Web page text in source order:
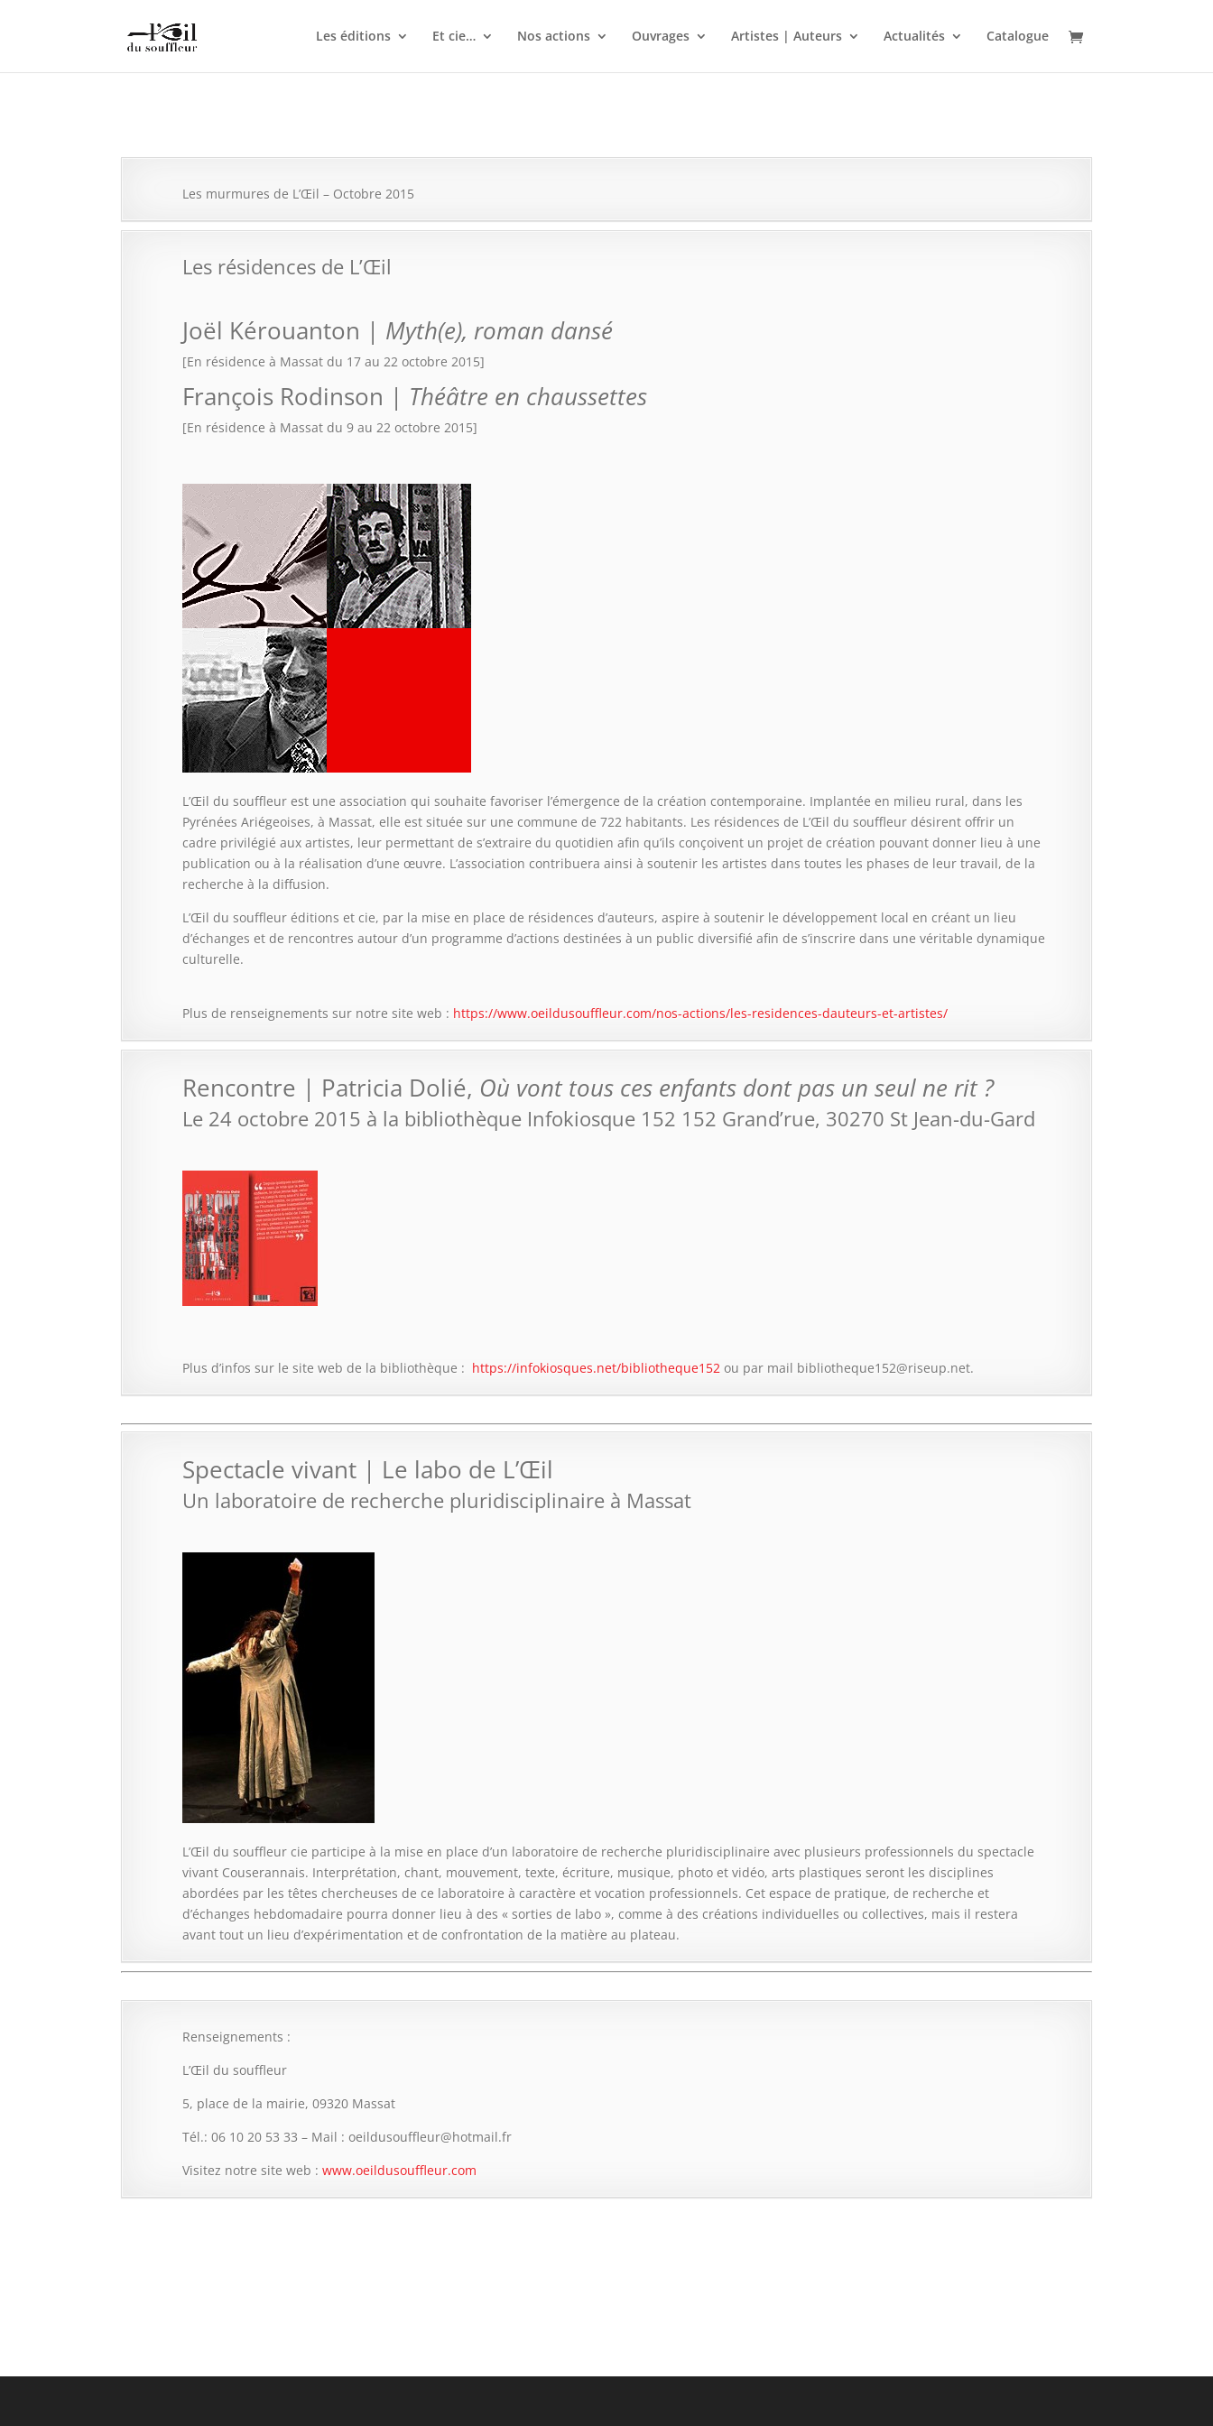
Les éditions Et cie… Nos actions Ouvrages Artistes | Auteurs Actualités Catalogue
Les murmures de L’Œil – Octobre 2015
Les résidences de L’Œil
Joël Kérouanton | Myth(e), roman dansé
[En résidence à Massat du 17 au 22 octobre 2015]
François Rodinson | Théâtre en chaussettes
[En résidence à Massat du 9 au 22 octobre 2015]
L’Œil du souffleur est une association qui souhaite favoriser l’émergence de la création contemporaine. Implantée en milieu rural, dans les
Pyrénées Ariégeoises, à Massat, elle est située sur une commune de 722 habitants. Les résidences de L’Œil du souffleur désirent offrir un
cadre privilégié aux artistes, leur permettant de s’extraire du quotidien afin qu’ils conçoivent un projet de création pouvant donner lieu à une
publication ou à la réalisation d’une œuvre. L’association contribuera ainsi à soutenir les artistes dans toutes les phases de leur travail, de la
recherche à la diffusion.
L’Œil du souffleur éditions et cie, par la mise en place de résidences d’auteurs, aspire à soutenir le développement local en créant un lieu
d’échanges et de rencontres autour d’un programme d’actions destinées à un public diversifié afin de s’inscrire dans une véritable dynamique
culturelle.
Plus de renseignements sur notre site web : https://www.oeildusouffleur.com/nos-actions/les-residences-dauteurs-et-artistes/
Rencontre | Patricia Dolié, Où vont tous ces enfants dont pas un seul ne rit ?
Le 24 octobre 2015 à la bibliothèque Infokiosque 152 152 Grand’rue, 30270 St Jean-du-Gard
Plus d’infos sur le site web de la bibliothèque : https://infokiosques.net/bibliotheque152 ou par mail bibliotheque152@riseup.net.
Spectacle vivant | Le labo de L’Œil
Un laboratoire de recherche pluridisciplinaire à Massat
L’Œil du souffleur cie participe à la mise en place d’un laboratoire de recherche pluridisciplinaire avec plusieurs professionnels du spectacle
vivant Couserannais. Interprétation, chant, mouvement, texte, écriture, musique, photo et vidéo, arts plastiques seront les disciplines
abordées par les têtes chercheuses de ce laboratoire à caractère et vocation professionnels. Cet espace de pratique, de recherche et
d’échanges hebdomadaire pourra donner lieu à des « sorties de labo », comme à des créations individuelles ou collectives, mais il restera
avant tout un lieu d’expérimentation et de confrontation de la matière au plateau.
Renseignements :
L’Œil du souffleur
5, place de la mairie, 09320 Massat
Tél.: 06 10 20 53 33 – Mail : oeildusouffleur@hotmail.fr
Visitez notre site web :www.oeildusouffleur.com